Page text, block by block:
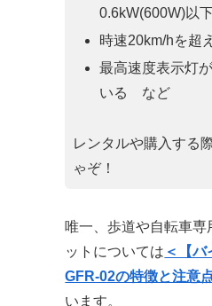
0.6kW(600W)以
時速20km/hを超
最高速度表示灯
いる など
レンタルや購入する
ゃぞ！
唯一、歩道や自転車
ットについては ＜【
GFR-02の特徴と注意
います。